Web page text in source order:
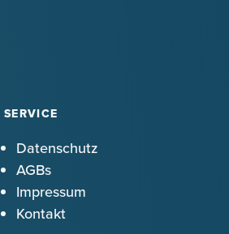
SERVICE
Datenschutz
AGBs
Impressum
Kontakt